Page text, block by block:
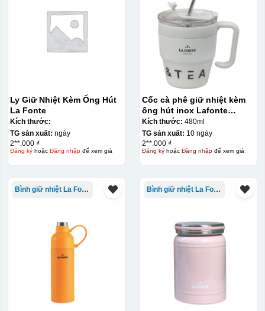
Ly Giữ Nhiệt Kèm Ống Hút
La Fonte
Kích thước:
TG sản xuất: ngày
2**.000 ₫
Đăng kýhoặc Đăng nhậpđể xem giá
Cốc cà phê giữ nhiệt kèm
ống hút inox Lafonte
480ML – 012782
Kích thước: 480ml
TG sản xuất: 10 ngày
2**.000 ₫
Đăng kýhoặc Đăng nhậpđể xem giá
Bình giữ nhiệt La Fonte Bình giữ nhiệt La Fonte